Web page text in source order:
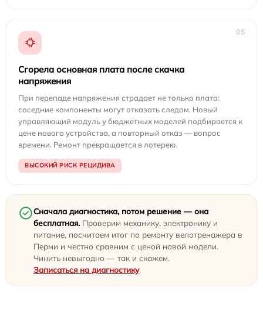
05
Сгорела основная плата после скачка
напряжения
При перепаде напряжения страдает не только плата:
соседние компоненты могут отказать следом. Новый
управляющий модуль у бюджетных моделей подбирается к
цене нового устройства, а повторный отказ — вопрос
времени. Ремонт превращается в лотерею.
ВЫСОКИЙ РИСК РЕЦИДИВА
Сначала диагностика, потом решение — она
бесплатная. Проверим механику, электронику и
питание, посчитаем итог по ремонту велотренажера в
Перми и честно сравним с ценой новой модели.
Чинить невыгодно — так и скажем.
Записаться на диагностику